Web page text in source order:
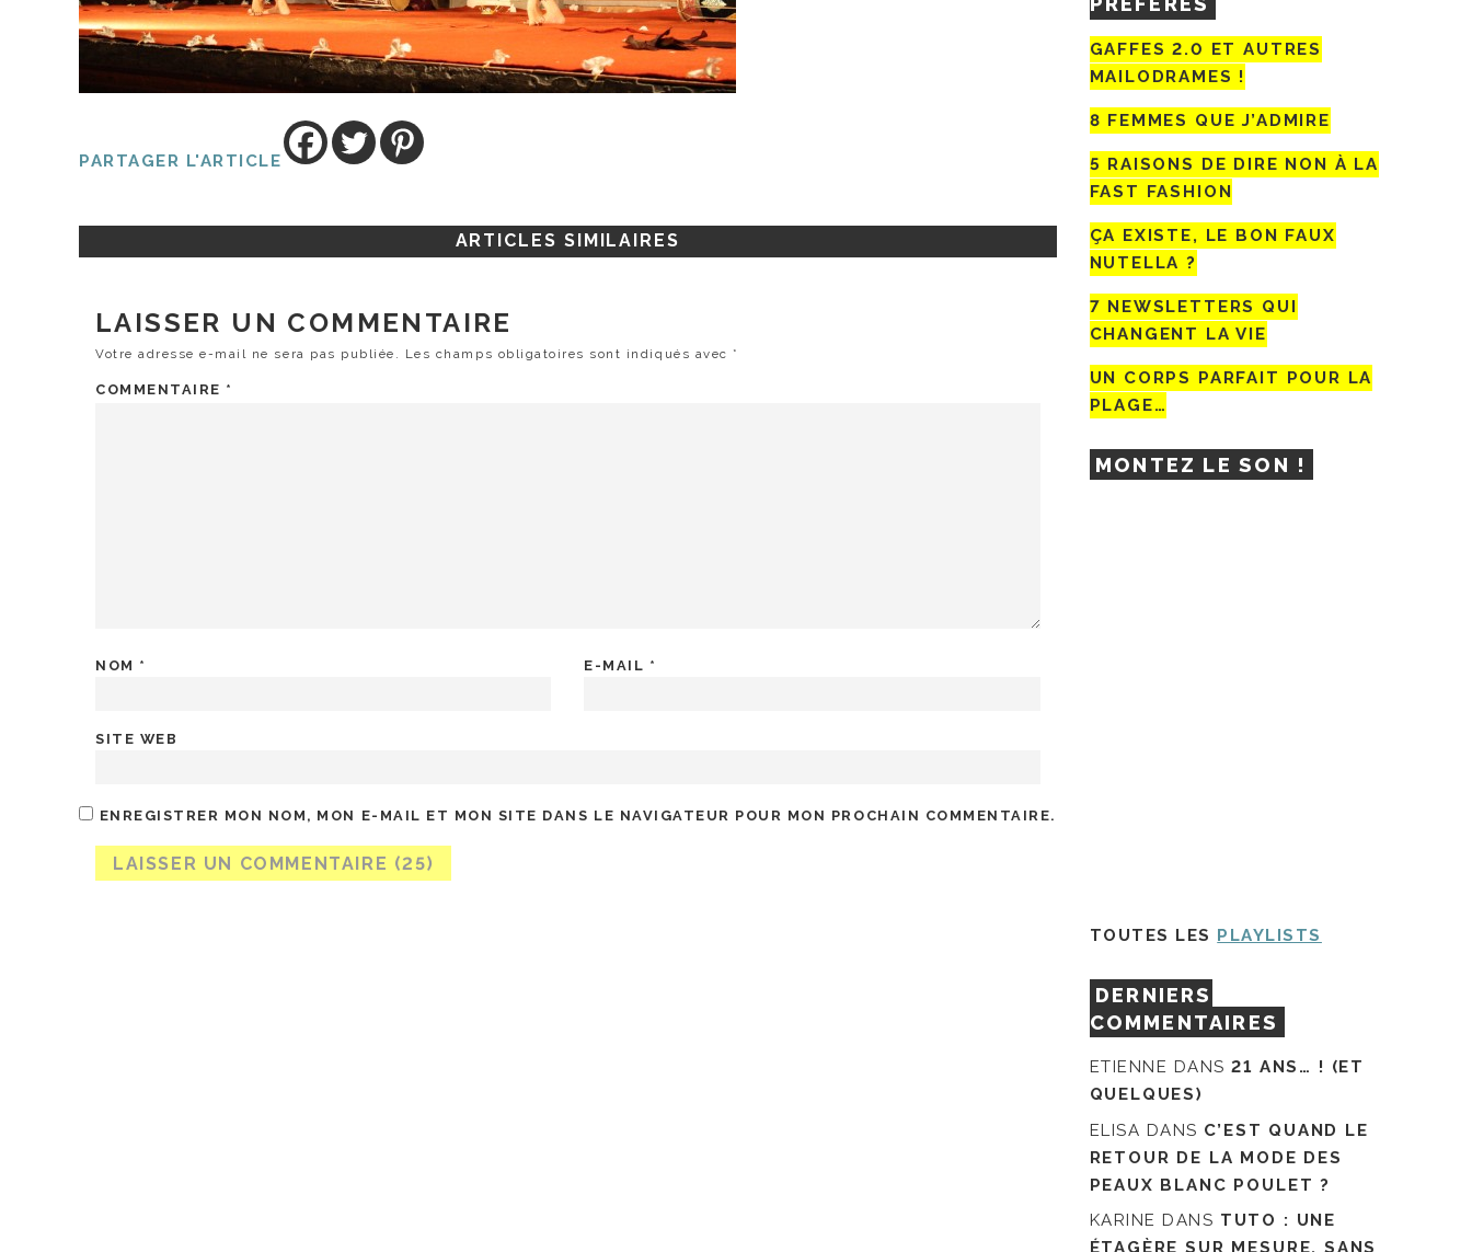
PARTAGER L'ARTICLE
ARTICLES SIMILAIRES
LAISSER UN COMMENTAIRE
Votre adresse e-mail ne sera pas publiée. Les champs obligatoires sont indiqués avec *
COMMENTAIRE *
NOM * E-MAIL *
SITE WEB
ENREGISTRER MON NOM, MON E-MAIL ET MON SITE DANS LE NAVIGATEUR POUR MON PROCHAIN COMMENTAIRE.
GAFFES 2.0 ET AUTRES
MAILODRAMES !
8 FEMMES QUE J’ADMIRE
5 RAISONS DE DIRE NON À LA
FAST FASHION
ÇA EXISTE, LE BON FAUX
NUTELLA ?
7 NEWSLETTERS QUI
CHANGENT LA VIE
UN CORPS PARFAIT POUR LA
PLAGE…
MONTEZ LE SON !
TOUTES LES PLAYLISTS
DERNIERS
COMMENTAIRES
ETIENNE DANS21 ANS… ! (ET
QUELQUES)
ELISA DANS C’EST QUAND LE
RETOUR DE LA MODE DES
PEAUX BLANC POULET ?
KARINE DANS TUTO : UNE